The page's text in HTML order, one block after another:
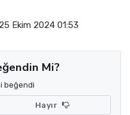
25 Ekim 2024 01:53
Mi?
beğendi
Hayır